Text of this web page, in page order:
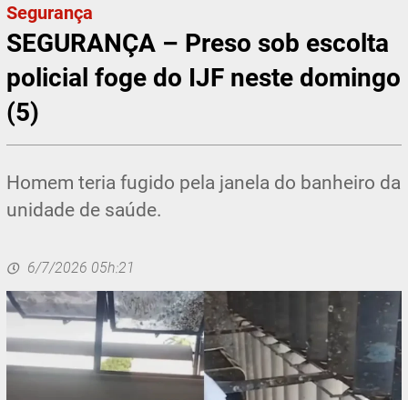
Segurança
SEGURANÇA – Preso sob escolta
policial foge do IJF neste domingo
(5)
Homem teria fugido pela janela do banheiro da
unidade de saúde.
6/7/2026 05h:21